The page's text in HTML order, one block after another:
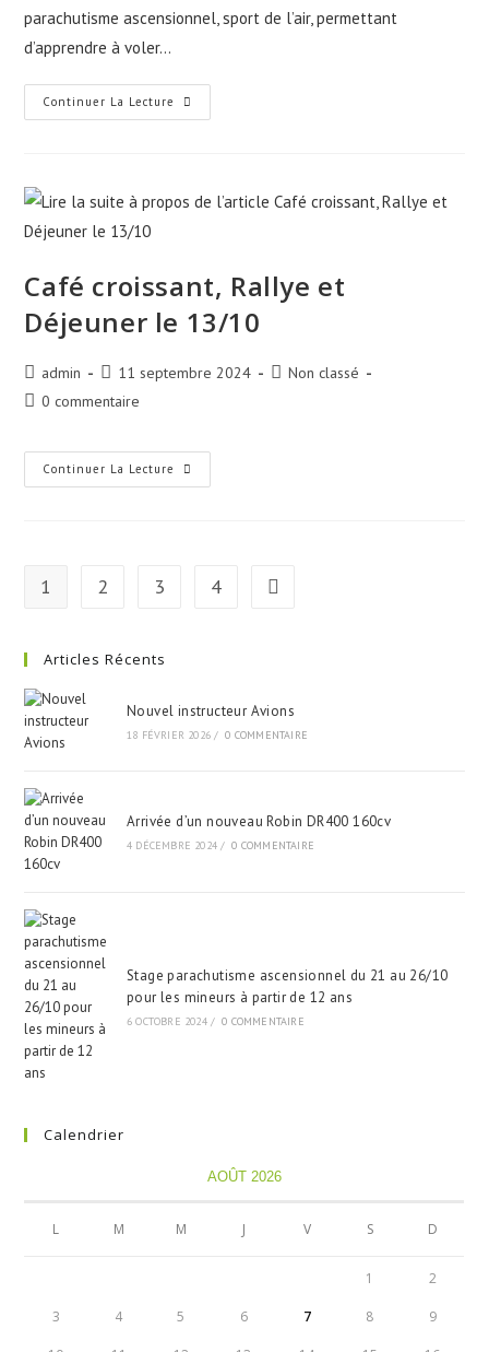
parachutisme ascensionnel, sport de l’air, permettant
d’apprendre à voler…
Continuer La Lecture
Café croissant, Rallye et
Déjeuner le 13/10
admin 11 septembre 2024
Non classé
0 commentaire
Continuer La Lecture
1 2 3 4
Articles Récents
Nouvel instructeur Avions
18 FÉVRIER 2026 / 0 COMMENTAIRE
Arrivée d’un nouveau Robin DR400 160cv
4 DÉCEMBRE 2024 / 0 COMMENTAIRE
Stage parachutisme ascensionnel du 21 au 26/10
pour les mineurs à partir de 12 ans
6 OCTOBRE 2024 / 0 COMMENTAIRE
Calendrier
AOÛT 2026
L M M J V S D
1 2
3 4 5 6 7 8 9